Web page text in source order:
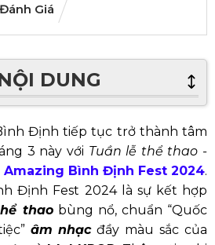
Đánh Giá
DUNG
Định tiếp tục trở thành tâm
3 này với Tuần lễ thể thao -
Amazing Bình Định Fest 2024.
Định Fest 2024 là sự kết hợp
thaobùng nổ, chuẩn “Quốc
âm nhạcđầy màu sắc của